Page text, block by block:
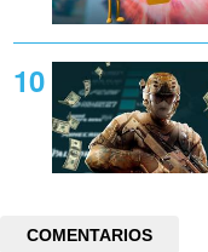
COMENTARIOS